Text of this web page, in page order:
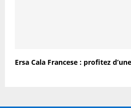
Ersa Cala Francese : profitez